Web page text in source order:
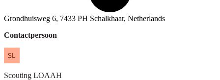
Grondhuisweg 6, 7433 PH Schalkhaar, Netherlands
Contactpersoon
Scouting LOAAH